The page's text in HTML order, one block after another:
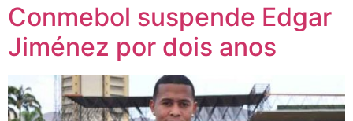
Conmebol suspende Edgar
Jiménez por dois anos